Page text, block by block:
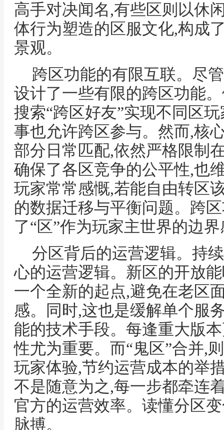
高手对决闻名,有些区则以休
体行为塑造的区服文化,构成
景观。
跨区功能的有限互联。尽
设计了一些有限的跨区功能
搜索“跨区好友”实现不同区
事也允许跨区参与。然而,核
部分日常匹配,依然严格限制
确保了各区竞争的公平性,也
玩家常常感慨,若能自由转区
的数据迁移与平衡问题。跨
了“区”作为玩家主世界的边
分区背后的运营逻辑。持
心的运营逻辑。新区的开放
一个全新的起点,避免在老区
感。同时,这也是缓解单个服
能的技术手段。每逢重大版
性尤为重要。而“鬼区”合并,
玩家体验,节约运营成本的举
不是随意为之,每一步都牵连
官方的运营效率。读懂分区
脉搏。